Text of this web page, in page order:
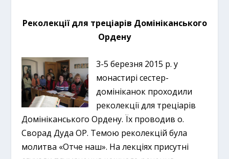
Реколекції для треціарів Домініканського
Ордену
3-5 березня 2015 р. у
монастирі сестер-
домініканок проходили
реколекції для треціарів
Домініканського Ордену. Їх проводив о.
Сворад Дуда ОР. Темою реколекцій була
молитва «Отче наш». На лекціях присутні